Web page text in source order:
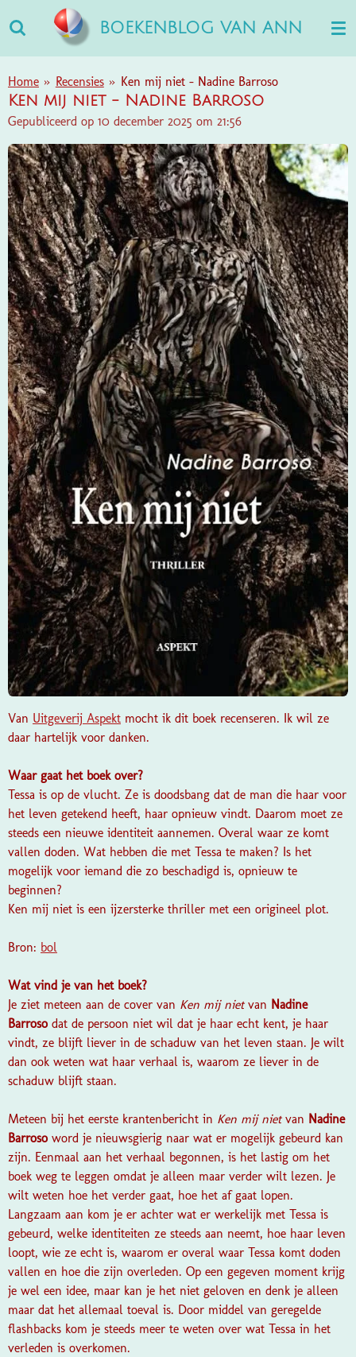
direct
naar
de
hoofdinhoud
BOEKENBLOG VAN ANN
Home » Recensies » Ken mij niet - Nadine Barroso
Ken mij niet - Nadine Barroso
Gepubliceerd op 10 december 2025 om 21:56
Van Uitgeverij Aspekt mocht ik dit boek recenseren. Ik wil ze
daar hartelijk voor danken.
Waar gaat het boek over?
Tessa is op de vlucht. Ze is doodsbang dat de man die haar voor
het leven getekend heeft, haar opnieuw vindt. Daarom moet ze
steeds een nieuwe identiteit aannemen. Overal waar ze komt
vallen doden. Wat hebben die met Tessa te maken? Is het
mogelijk voor iemand die zo beschadigd is, opnieuw te
beginnen?
Ken mij niet is een ijzersterke thriller met een origineel plot.
Bron: bol
Wat vind je van het boek?
Je ziet meteen aan de cover van Ken mij nietvan Nadine
Barroso dat de persoon niet wil dat je haar echt kent, je haar
vindt, ze blijft liever in de schaduw van het leven staan. Je wilt
dan ook weten wat haar verhaal is, waarom ze liever in de
schaduw blijft staan.
Meteen bij het eerste krantenbericht in Ken mij nietvan Nadine
Barroso word je nieuwsgierig naar wat er mogelijk gebeurd kan
zijn. Eenmaal aan het verhaal begonnen, is het lastig om het
boek weg te leggen omdat je alleen maar verder wilt lezen. Je
wilt weten hoe het verder gaat, hoe het af gaat lopen.
Langzaam aan kom je er achter wat er werkelijk met Tessa is
gebeurd, welke identiteiten ze steeds aan neemt, hoe haar leven
loopt, wie ze echt is, waarom er overal waar Tessa komt doden
vallen en hoe die zijn overleden. Op een gegeven moment krijg
je wel een idee, maar kan je het niet geloven en denk je alleen
maar dat het allemaal toeval is. Door middel van geregelde
flashbacks kom je steeds meer te weten over wat Tessa in het
verleden is overkomen.